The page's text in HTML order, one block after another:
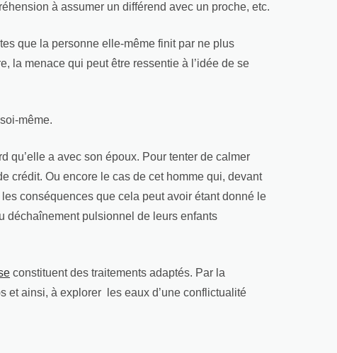
à assumer un différend avec un proche, etc.
que la personne elle-même finit par ne plus
la menace qui peut être ressentie à l’idée de se
même.
qu’elle a avec son époux. Pour tenter de calmer
crédit. Ou encore le cas de cet homme qui, devant
conséquences que cela peut avoir étant donné le
déchaînement pulsionnel de leurs enfants
constituent des traitements adaptés. Par la
et ainsi, à explorer les eaux d’une conflictualité